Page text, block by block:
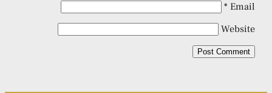
Email
*
Website